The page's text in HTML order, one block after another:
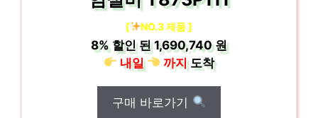
[ NO.3 제품 ]
8% 할인 된1,690,740 원
내일
까지도착
구매 바로가기